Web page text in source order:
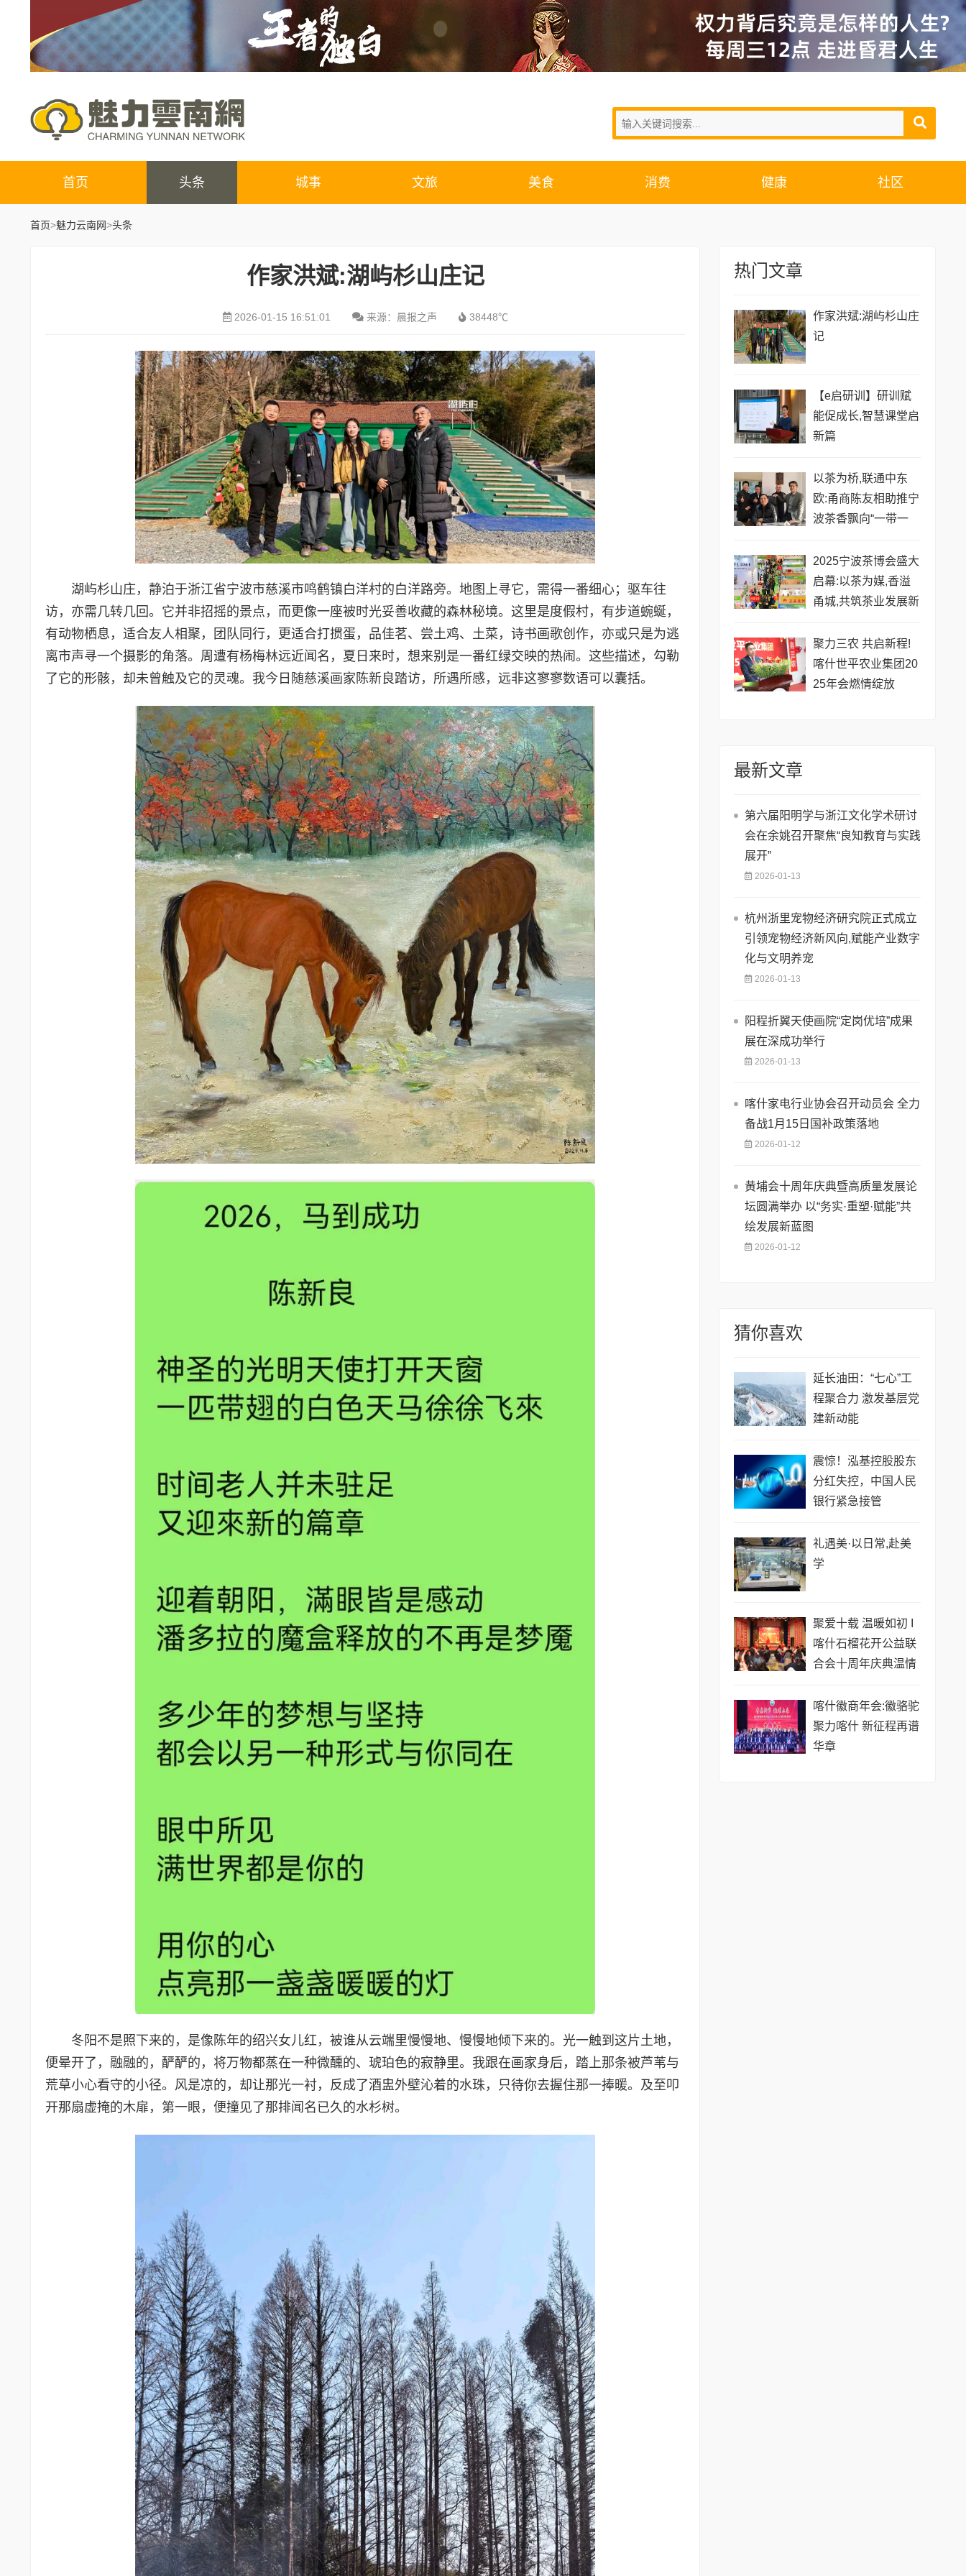
首页 头条 城事 文旅 美食 消费 健康 社区
首页>魅力云南网>头条
作家洪斌:湖屿杉山庄记
2026-01-15 16:51:01 来源：晨报之声 38448℃
湖屿杉山庄，静泊于浙江省宁波市慈溪市鸣鹤镇白洋村的白洋路旁。地图上寻它，需得一番细心；驱车往
访，亦需几转几回。它并非招摇的景点，而更像一座被时光妥善收藏的森林秘境。这里是度假村，有步道蜿蜒，
有动物栖息，适合友人相聚，团队同行，更适合打掼蛋，品佳茗、尝土鸡、土菜，诗书画歌创作，亦或只是为逃
离市声寻一个摄影的角落。周遭有杨梅林远近闻名，夏日来时，想来别是一番红绿交映的热闹。这些描述，勾勒
了它的形骸，却未曾触及它的灵魂。我今日随慈溪画家陈新良踏访，所遇所感，远非这寥寥数语可以囊括。
冬阳不是照下来的，是像陈年的绍兴女儿红，被谁从云端里慢慢地、慢慢地倾下来的。光一触到这片土地，
便晕开了，融融的，酽酽的，将万物都蒸在一种微醺的、琥珀色的寂静里。我跟在画家身后，踏上那条被芦苇与
荒草小心看守的小径。风是凉的，却让那光一衬，反成了酒盅外壁沁着的水珠，只待你去握住那一捧暖。及至叩
开那扇虚掩的木扉，第一眼，便撞见了那排闻名已久的水杉树。
热门文章
作家洪斌:湖屿杉山庄
记
【e启研训】研训赋
能促成长,智慧课堂启
新篇
以茶为桥,联通中东
欧:甬商陈友相助推宁
波茶香飘向“一带一
2025宁波茶博会盛大
启幕:以茶为媒,香溢
甬城,共筑茶业发展新
聚力三农 共启新程!
喀什世平农业集团20
25年会燃情绽放
最新文章
​第六届阳明学与浙江文化学术研讨
会在余姚召开聚焦“良知教育与实践
展开”
2026-01-13
杭州浙里宠物经济研究院正式成立
引领宠物经济新风向,赋能产业数字
化与文明养宠
2026-01-13
阳程折翼天使画院“定岗优培”成果
展在深成功举行
2026-01-13
喀什家电行业协会召开动员会 全力
备战1月15日国补政策落地
2026-01-12
黄埔会十周年庆典暨高质量发展论
坛圆满举办 ​以“务实·重塑·赋能”共
绘发展新蓝图
2026-01-12
猜你喜欢
延长油田：“七心”工
程聚合力 激发基层党
建新动能
震惊！泓基控股股东
分红失控，中国人民
银行紧急接管
礼遇美·以日常,赴美
学
聚爱十载 温暖如初 I
喀什石榴花开公益联
合会十周年庆典温情
喀什徽商年会:徽骆驼
聚力喀什 新征程再谱
华章